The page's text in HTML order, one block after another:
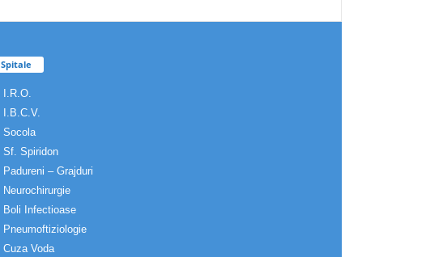
Spitale
I.R.O.
I.B.C.V.
Socola
Sf. Spiridon
Padureni – Grajduri
Neurochirurgie
Boli Infectioase
Pneumoftiziologie
Cuza Voda